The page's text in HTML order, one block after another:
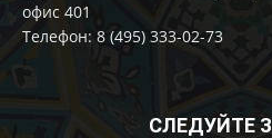
офис 401
Телефон: 8 (495) 333-02-73
СЛЕДУЙТЕ